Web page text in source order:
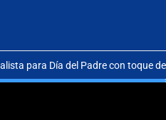
para Día del Padre con toque